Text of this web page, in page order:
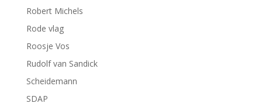
Robert Michels
Rode vlag
Roosje Vos
Rudolf van Sandick
Scheidemann
SDAP